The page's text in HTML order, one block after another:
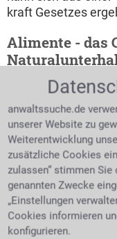
kraft Gesetzes
Alimente - das
Der Bar-
eines
muss man
Unterhalt bestreiten
nicht, dass sie
Unterhaltsleistung
verpflichtet sind.
sich handelt hängt
übernehmen kann
eine Elternteil um
anwaltssuche.de
unserer Website zu
Weiterentwicklung
zusätzliche Cookies
zulassen“ stimmen
genannten Zwecke
„Einstellungen
Cookies informieren
konfigurieren.